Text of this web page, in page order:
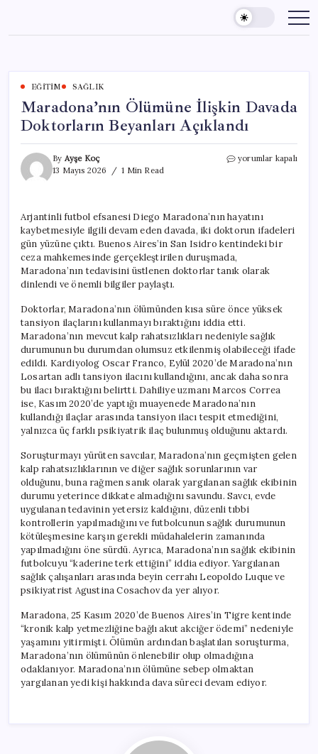
content
EĞITIM SAĞLIK
Maradona’nın Ölümüne İlişkin Davada
Doktorların Beyanları Açıklandı
By Ayşe Koç
13 Mayıs 2026
1 Min Read
Maradona’nın
Beyanları
Açıklandı
için
yorumlar kapalı
Arjantinli futbol efsanesi Diego Maradona’nın hayatını
kaybetmesiyle ilgili devam eden davada, iki doktorun ifadeleri
gün yüzüne çıktı. Buenos Aires’in San Isidro kentindeki bir
ceza mahkemesinde gerçekleştirilen duruşmada,
Maradona’nın tedavisini üstlenen doktorlar tanık olarak
dinlendi ve önemli bilgiler paylaştı.
Doktorlar, Maradona’nın ölümünden kısa süre önce yüksek
tansiyon ilaçlarını kullanmayı bıraktığını iddia etti.
Maradona’nın mevcut kalp rahatsızlıkları nedeniyle sağlık
durumunun bu durumdan olumsuz etkilenmiş olabileceği ifade
edildi. Kardiyolog Oscar Franco, Eylül 2020’de Maradona’nın
Losartan adlı tansiyon ilacını kullandığını, ancak daha sonra
bu ilacı bıraktığını belirtti. Dahiliye uzmanı Marcos Correa
ise, Kasım 2020’de yaptığı muayenede Maradona’nın
kullandığı ilaçlar arasında tansiyon ilacı tespit etmediğini,
yalnızca üç farklı psikiyatrik ilaç bulunmuş olduğunu aktardı.
Soruşturmayı yürüten savcılar, Maradona’nın geçmişten gelen
kalp rahatsızlıklarının ve diğer sağlık sorunlarının var
olduğunu, buna rağmen sanık olarak yargılanan sağlık ekibinin
durumu yeterince dikkate almadığını savundu. Savcı, evde
uygulanan tedavinin yetersiz kaldığını, düzenli tıbbi
kontrollerin yapılmadığını ve futbolcunun sağlık durumunun
kötüleşmesine karşın gerekli müdahalelerin zamanında
yapılmadığını öne sürdü. Ayrıca, Maradona’nın sağlık ekibinin
futbolcuyu “kaderine terk ettiğini” iddia ediyor. Yargılanan
sağlık çalışanları arasında beyin cerrahı Leopoldo Luque ve
psikiyatrist Agustina Cosachov da yer alıyor.
Maradona, 25 Kasım 2020’de Buenos Aires’in Tigre kentinde
“kronik kalp yetmezliğine bağlı akut akciğer ödemi” nedeniyle
yaşamını yitirmişti. Ölümün ardından başlatılan soruşturma,
Maradona’nın ölümünün önlenebilir olup olmadığına
odaklanıyor. Maradona’nın ölümüne sebep olmaktan
yargılanan yedi kişi hakkında dava süreci devam ediyor.